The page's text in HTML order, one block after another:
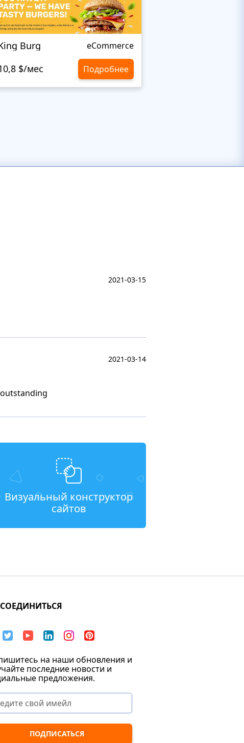
Burg eCommerce
$/мес Подробнее
2021-03-15
2021-03-14
Визуальный конструктор
сайтов
на наши обновления и
последние новости и
предложения.